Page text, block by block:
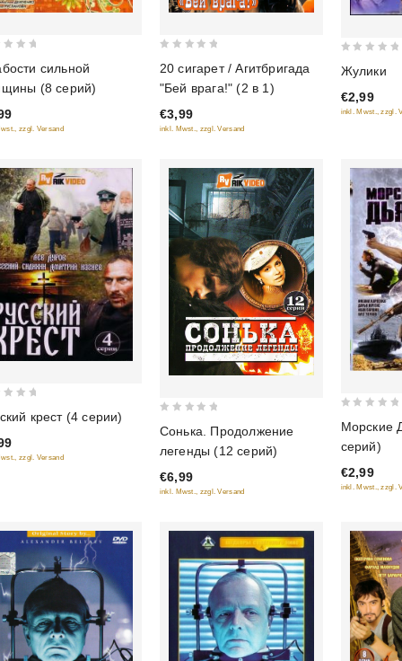
сильной
(8 серий)
zzgl. Versand
of
5
20 сигарет / Агитбригада
"Бей врага!" (2 в 1)
€3,99
inkl. Mwst., zzgl. Versand
out
of
5
Жулики
€2,99
inkl. Mwst., zzgl.
крест (4 серии)
zzgl. Versand of
5
Сонька. Продолжение
легенды (12 серий)
€6,99
inkl. Mwst., zzgl. Versand
out
of
5
Морские
серий)
€2,99
inkl. Mwst., zzgl.